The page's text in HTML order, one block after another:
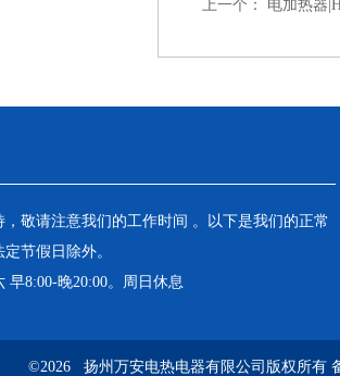
上一个： 电加热器
敬请注意我们的工作时间 。以下是我们的正常
节假日除外。
早8:00-晚20:00。周日休息
©2026 扬州万安电热电器有限公司版权所有